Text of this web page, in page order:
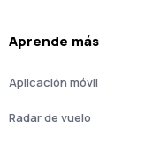
Aprende más
Aplicación móvil
Radar de vuelo